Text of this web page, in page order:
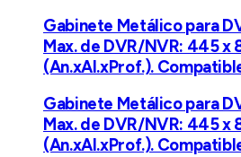
Gabinete Metálico para
Max. de DVR/NVR: 445 x
(An.xAl.xProf.).
Gabinete Metálico para
Max. de DVR/NVR: 445 x
(An.xAl.xProf.).